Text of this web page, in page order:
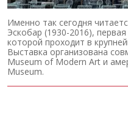
Именно так сегодня
Эскобар (1930-2016),
которой проходит в
Выставка организована
Museum of Modern Art и
Museum.